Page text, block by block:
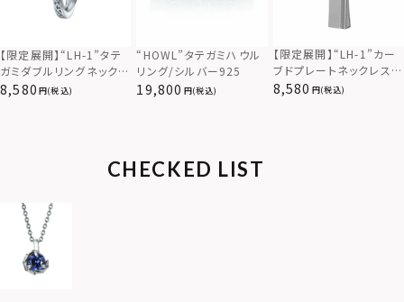
【限定展開】“LH-1”タテ
ガミダブルリングネックレ
ス（ツイスト/シルバー）/
8,580 (税込)
“HOWL”タテガミハウル
リング/シルバー925
19,800 (税込)
【限定展開】“LH-1”カー
ブドプレートネックレス/
サージカルステンレス（金
8,580 (税込)
CHECKED LIST